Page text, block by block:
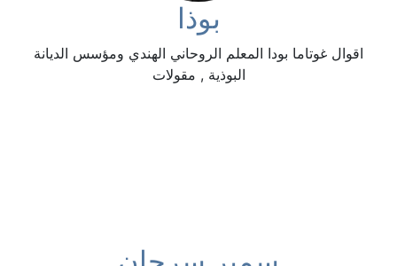
بوذا
اقوال غوتاما بودا المعلم الروحاني الهندي ومؤسس الديانة
البوذية , مقولات